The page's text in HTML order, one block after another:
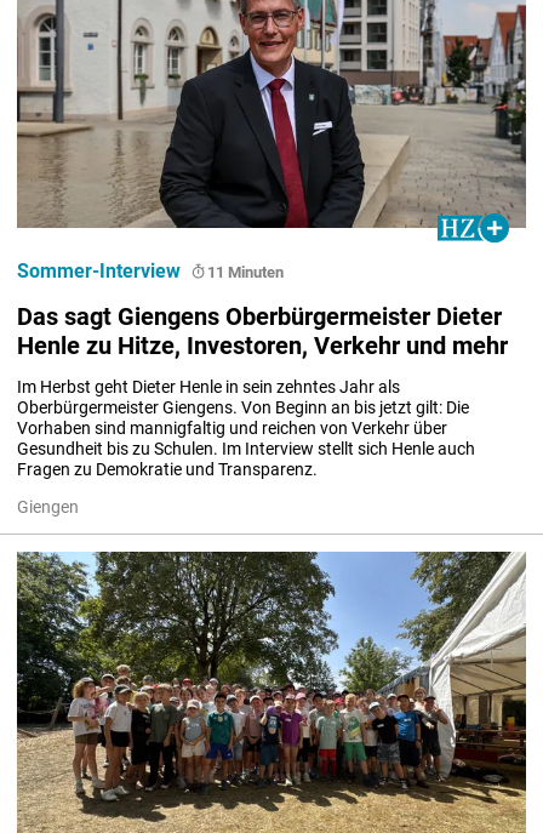
Das sagt Giengens Oberbürgermeister Dieter
Henle zu Hitze, Investoren, Verkehr und mehr
Im Herbst geht Dieter Henle in sein zehntes Jahr als
Oberbürgermeister Giengens. Von Beginn an bis jetzt gilt: Die
Vorhaben sind mannigfaltig und reichen von Verkehr über
Gesundheit bis zu Schulen. Im Interview stellt sich Henle auch
Fragen zu Demokratie und Transparenz.
Giengen
Sommer-Interview 11 Minuten